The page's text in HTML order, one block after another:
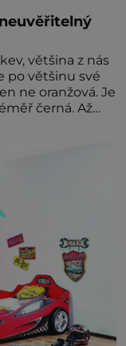
většina z nás
po většinu své
ne oranžová. Je
černá. Až
se z ní stává